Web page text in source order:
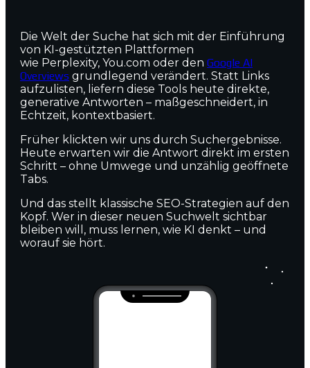
Die Welt der Suche hat sich mit der Einführung
von KI-gestützten Plattformen
wie Perplexity, You.com oder den Google AI
Overviews grundlegend verändert. Statt Links
aufzulisten, liefern diese Tools heute direkte,
generative Antworten – maßgeschneidert, in
Echtzeit, kontextbasiert.
Früher klickten wir uns durch Suchergebnisse.
Heute erwarten wir die Antwort direkt im ersten
Schritt – ohne Umwege und unzählig geöffnete
Tabs.
Und das stellt klassische SEO-Strategien auf den
Kopf. Wer in dieser neuen Suchwelt sichtbar
bleiben will, muss lernen, wie KI denkt – und
worauf sie hört.